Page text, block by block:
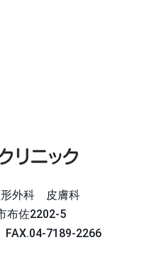
外科 皮膚科
布佐2202-5
7189-2266